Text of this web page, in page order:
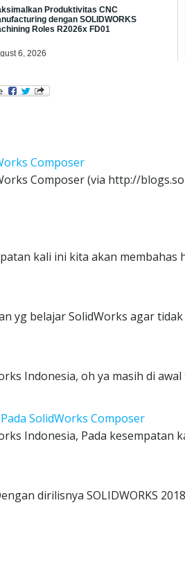
Produktivitas CNC
dengan SOLIDWORKS
Roles R2026x FD01
6, 2026
Composer
Composer (via http://
kali ini kita akan
yg belajar SolidWorks agar
Indonesia, oh ya masih di
SolidWorks Composer
Indonesia, Pada kesempatan
dirilisnya SOLIDWORKS